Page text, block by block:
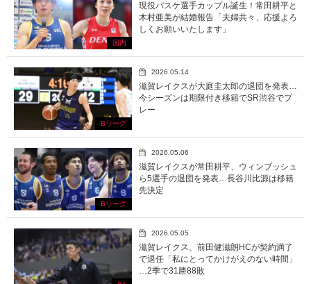
国内
現役バスケ選手カップル誕生！常田耕平と
木村亜美が結婚報告「夫婦共々、応援よろ
しくお願いいたします」
Bリーグ
2026.05.14
滋賀レイクスが大庭圭太郎の退団を発表…
今シーズンは期限付き移籍でSR渋谷でプ
レー
Bリーグ
2026.05.06
滋賀レイクスが常田耕平、ウィンブッシュ
ら5選手の退団を発表…長谷川比源は移籍
先決定
2026.05.05
滋賀レイクス、前田健滋朗HCが契約満了
で退任「私にとってかけがえのない時間」
…2季で31勝88敗